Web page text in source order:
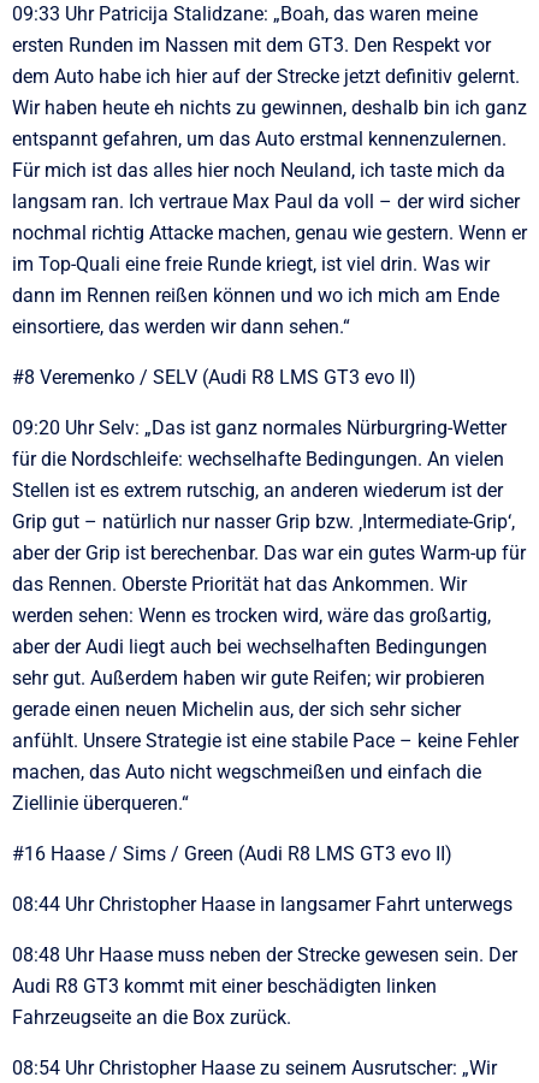
09:33 Uhr Patricija Stalidzane: „Boah, das waren meine
ersten Runden im Nassen mit dem GT3. Den Respekt vor
dem Auto habe ich hier auf der Strecke jetzt definitiv gelernt.
Wir haben heute eh nichts zu gewinnen, deshalb bin ich ganz
entspannt gefahren, um das Auto erstmal kennenzulernen.
Für mich ist das alles hier noch Neuland, ich taste mich da
langsam ran. Ich vertraue Max Paul da voll – der wird sicher
nochmal richtig Attacke machen, genau wie gestern. Wenn er
im Top-Quali eine freie Runde kriegt, ist viel drin. Was wir
dann im Rennen reißen können und wo ich mich am Ende
einsortiere, das werden wir dann sehen.“
#8 Veremenko / SELV (Audi R8 LMS GT3 evo II)
09:20 Uhr Selv: „Das ist ganz normales Nürburgring-Wetter
für die Nordschleife: wechselhafte Bedingungen. An vielen
Stellen ist es extrem rutschig, an anderen wiederum ist der
Grip gut – natürlich nur nasser Grip bzw. ‚Intermediate-Grip‘,
aber der Grip ist berechenbar. Das war ein gutes Warm-up für
das Rennen. Oberste Priorität hat das Ankommen. Wir
werden sehen: Wenn es trocken wird, wäre das großartig,
aber der Audi liegt auch bei wechselhaften Bedingungen
sehr gut. Außerdem haben wir gute Reifen; wir probieren
gerade einen neuen Michelin aus, der sich sehr sicher
anfühlt. Unsere Strategie ist eine stabile Pace – keine Fehler
machen, das Auto nicht wegschmeißen und einfach die
Ziellinie überqueren.“
#16 Haase / Sims / Green (Audi R8 LMS GT3 evo II)
08:44 Uhr Christopher Haase in langsamer Fahrt unterwegs
08:48 Uhr Haase muss neben der Strecke gewesen sein. Der
Audi R8 GT3 kommt mit einer beschädigten linken
Fahrzeugseite an die Box zurück.
08:54 Uhr Christopher Haase zu seinem Ausrutscher: „Wir